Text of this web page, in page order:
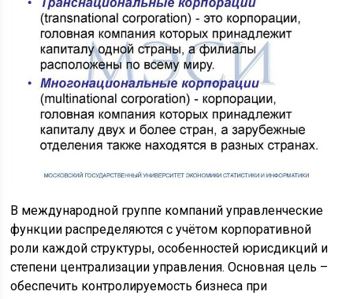
В международной группе компаний управленческие
функции распределяются с учётом корпоративной
роли каждой структуры, особенностей юрисдикций и
степени централизации управления. Основная цель –
обеспечить контролируемость бизнеса при